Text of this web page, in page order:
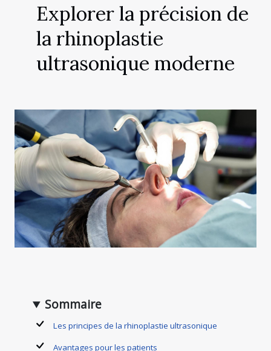
Explorer la précision de
la rhinoplastie
ultrasonique moderne
Sommaire
Les principes de la rhinoplastie ultrasonique
Avantages pour les patients